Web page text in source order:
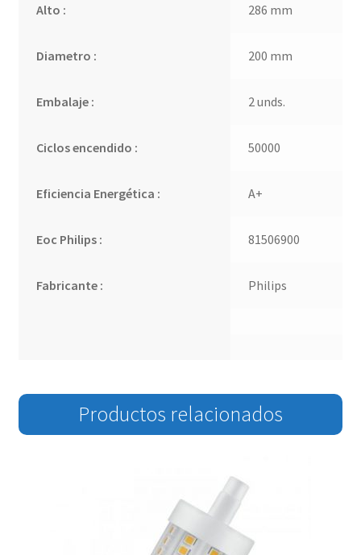
Alto : 286 mm
Diametro : 200 mm
Embalaje : 2 unds.
Ciclos encendido : 50000
Eficiencia Energética : A+
Eoc Philips : 81506900
Fabricante : Philips
Productos relacionados